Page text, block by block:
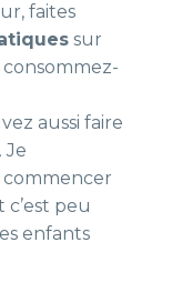
faites
sur
aussi faire
. Je
commencer
peu
enfants